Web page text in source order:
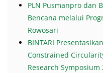
PLN Pusmanpro dan
Bencana melalui
Rowosari
BINTARI
Constrained
Research